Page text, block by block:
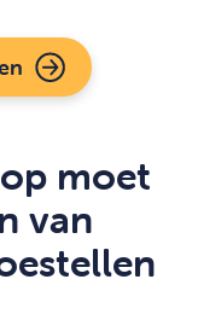
moet
van